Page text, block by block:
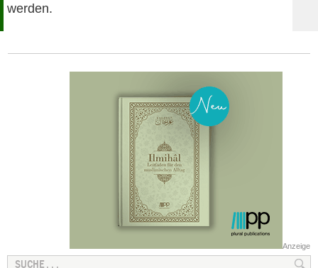
werden.
Anzeige